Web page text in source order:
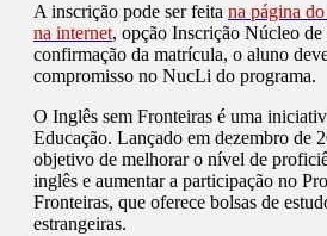
A inscrição pode ser feita na página
na internet, opção Inscrição Núcleo
confirmação da matrícula, o aluno
compromisso no NucLi do programa.
O Inglês sem Fronteiras é uma
Educação. Lançado em dezembro de
objetivo de melhorar o nível de
inglês e aumentar a participação no
Fronteiras, que oferece bolsas de
estrangeiras.